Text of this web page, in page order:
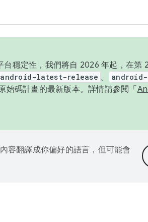
穩定性，我們將自 2026 年起，在第
android-latest-release 。
碼計畫的最新版本。詳情請參閱「
容翻譯成你偏好的語言，但可能會